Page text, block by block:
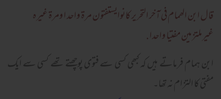
قال ابن الھمام فی آخر التحریر کانوایستفتون مرۃ واحد ا ومرۃ غیرہ
غیرملتزمین مفتیا واحدا .
ابن ہمام فرماتے ہیں کہ کبھی کسی سے فتوی پوچھتے تھے کسی سے ایک
مفتی کا التزام نہ تھا۔